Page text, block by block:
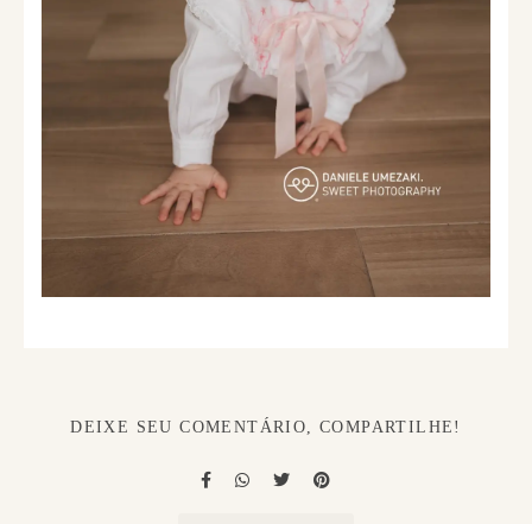
DEIXE SEU COMENTÁRIO, COMPARTILHE!